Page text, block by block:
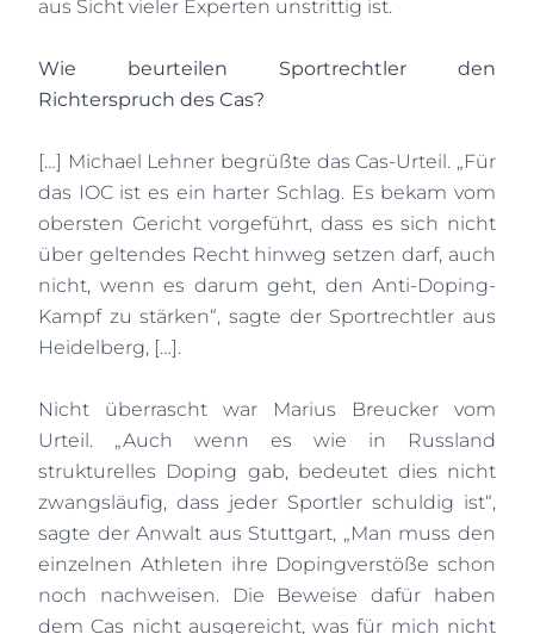
aus Sicht vieler Experten unstrittig ist.
Wie beurteilen Sportrechtler den
Richterspruch des Cas?
[…] Michael Lehner begrüßte das Cas-Urteil. „Für
das IOC ist es ein harter Schlag. Es bekam vom
obersten Gericht vorgeführt, dass es sich nicht
über geltendes Recht hinweg setzen darf, auch
nicht, wenn es darum geht, den Anti-Doping-
Kampf zu stärken“, sagte der Sportrechtler aus
Heidelberg, […].
Nicht überrascht war Marius Breucker vom
Urteil. „Auch wenn es wie in Russland
strukturelles Doping gab, bedeutet dies nicht
zwangsläufig, dass jeder Sportler schuldig ist“,
sagte der Anwalt aus Stuttgart, „Man muss den
einzelnen Athleten ihre Dopingverstöße schon
noch nachweisen. Die Beweise dafür haben
dem Cas nicht ausgereicht, was für mich nicht